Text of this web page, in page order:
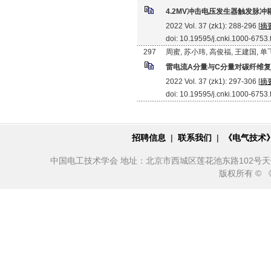
4.2MV冲击电压发生器触发脉冲
2022 Vol. 37 (zk1): 288-296 [摘
doi: 10.19595/j.cnki.1000-
297
周蜜, 苏小玮, 高俊福, 王建国, 单
雷电流A分量与C分量对碳纤维
2022 Vol. 37 (zk1): 297-306 [摘
doi: 10.19595/j.cnki.1000-
招聘信息 | 联系我们 | 《电气技
中国电工技术学会 地址：北京市西城区莲花池东路102号
版权所有 ©